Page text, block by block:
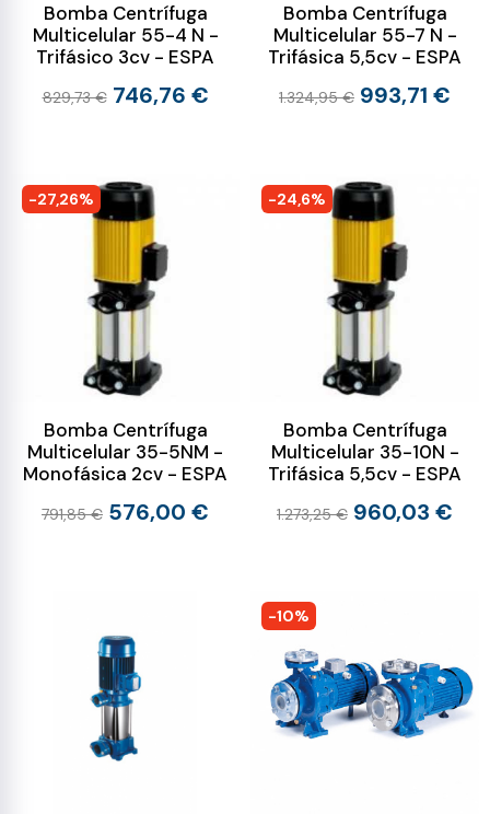
Bomba Centrífuga
Multicelular 55-4 N -
Trifásico 3cv - ESPA
829,73 € 746,76 €
Bomba Centrífuga
Multicelular 55-7 N -
Trifásica 5,5cv - ESPA
1.324,95 € 993,71 €
-27,26%
Bomba Centrífuga
Multicelular 35-5NM -
Monofásica 2cv - ESPA
791,85 € 576,00 €
-24,6%
Bomba Centrífuga
Multicelular 35-10N -
Trifásica 5,5cv - ESPA
1.273,25 € 960,03 €
-10%